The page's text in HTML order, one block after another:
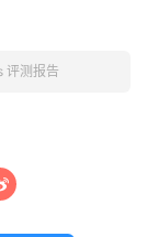
评测报告